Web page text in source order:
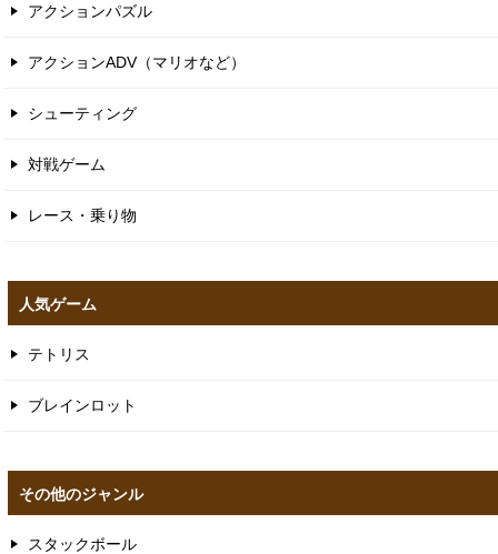
アクションパズル
アクションADV（マリオなど）
シューティング
対戦ゲーム
レース・乗り物
人気ゲーム
テトリス
ブレインロット
その他のジャンル
スタックボール